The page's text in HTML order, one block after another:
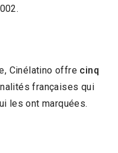
Cinélatino offre cinq
françaises qui
les ont marquées.